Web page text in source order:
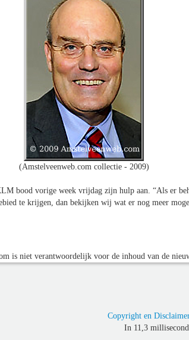
(Amstelveenweb.com collectie - 2009)
bood vorige week vrijdag zijn hulp aan. “Als er
te krijgen, dan bekijken wij wat er nog meer
is niet verantwoordelijk voor de inhoud van de
Copyright en
In 11,3